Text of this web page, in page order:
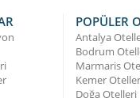
POPÜLER
Antalya
Bodrum
Marmaris
Kemer
Doğa Otelleri